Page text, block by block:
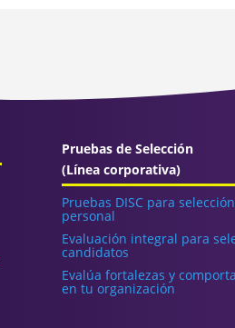
Pruebas de Selección
(Línea corporativa)
Pruebas DISC para
personal
Evaluación integral para
candidatos
Evalúa fortalezas y
en tu organización